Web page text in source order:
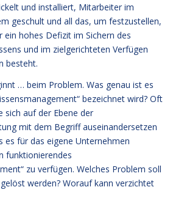
und installiert, Mitarbeiter im
geschult und all das, um festzustellen,
ein hohes Defizit im Sichern des
und im zielgerichteten Verfügen
besteht.
… beim Problem. Was genau ist es
bezeichnet wird? Oft
sich auf der Ebene der
mit dem Begriff auseinandersetzen
es für das eigene Unternehmen
funktionierendes
zu verfügen. Welches Problem soll
werden? Worauf kann verzichtet